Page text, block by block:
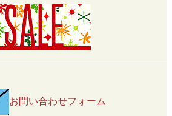
お問い合わせフォーム